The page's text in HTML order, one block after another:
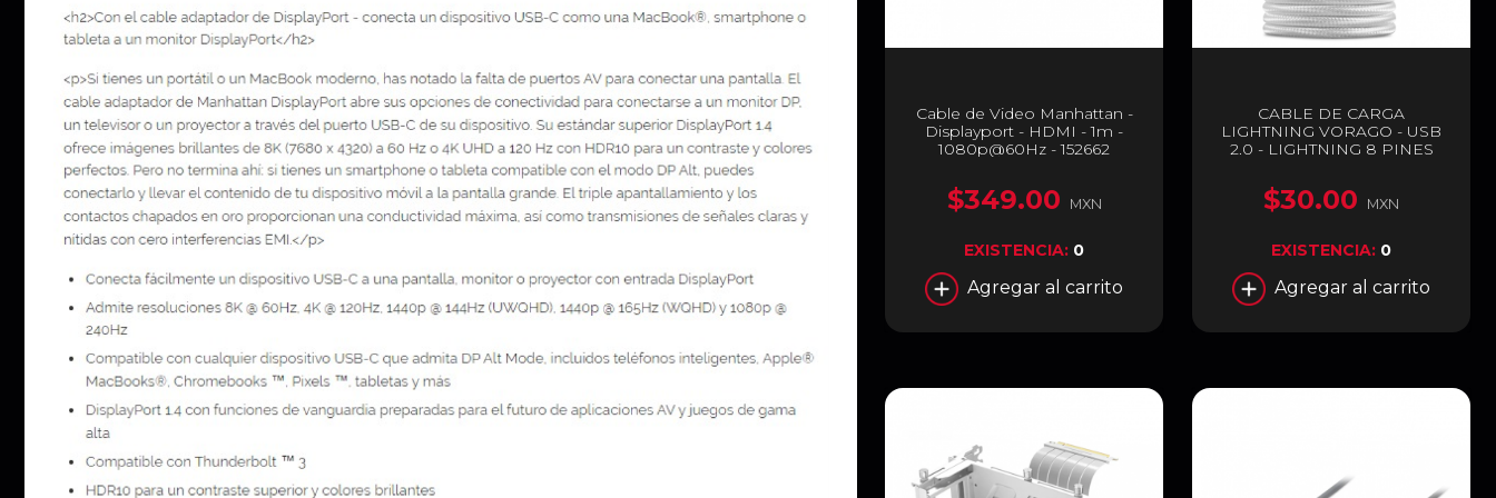
Cable de Video Manhattan -
Displayport - HDMI - 1m -
1080p@60Hz - 152662
$349.00 MXN
EXISTENCIA: 0
Agregar al carrito
CABLE DE CARGA
LIGHTNING VORAGO - USB
2.0 - LIGHTNING 8 PINES
$30.00 MXN
EXISTENCIA: 0
Agregar al carrito